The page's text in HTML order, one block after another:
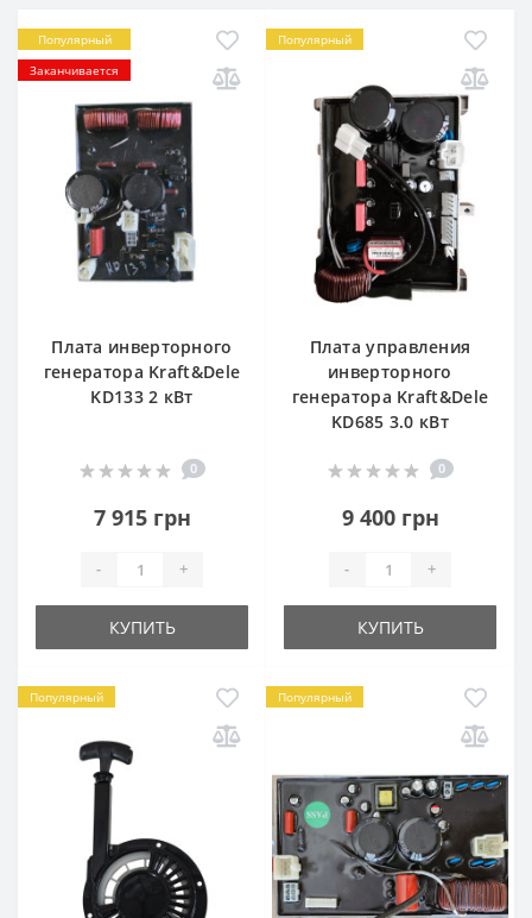
Популярный
Заканчивается
Плата инверторного
генератора Kraft&Dele
KD133 2 кВт
0
7 915 грн
- +
КУПИТЬ
Популярный
Плата управления
инверторного
генератора Kraft&Dele
KD685 3.0 кВт
0
9 400 грн
- +
КУПИТЬ
Популярный Популярный